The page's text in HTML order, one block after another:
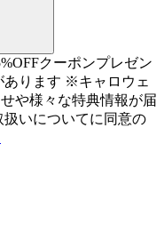
クーポンプレゼン
あります ※キャロウェ
や様々な特典情報が届
いについてに同意の